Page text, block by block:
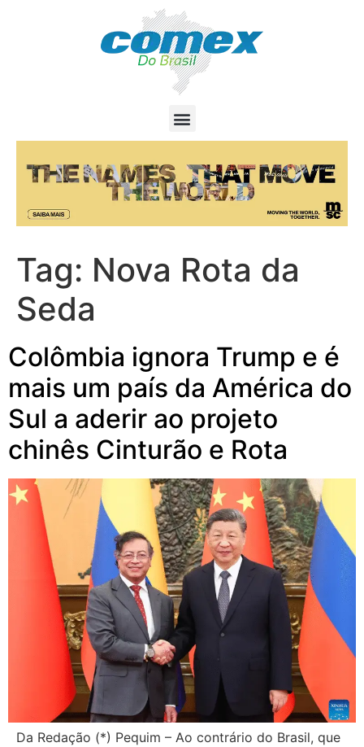
Tag: Nova Rota da
Seda
Colômbia ignora Trump e é
mais um país da América do
Sul a aderir ao projeto
chinês Cinturão e Rota
Da Redação (*) Pequim – Ao contrário do Brasil, que